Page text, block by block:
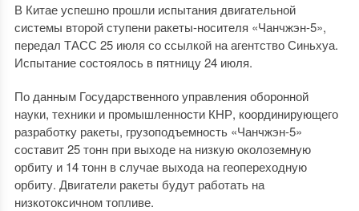
В Китае успешно прошли испытания двигательной
системы второй ступени ракеты-носителя «Чанчжэн-5»,
передал ТАСС 25 июля со ссылкой на агентство Синьхуа.
Испытание состоялось в пятницу 24 июля.
По данным Государственного управления оборонной
науки, техники и промышленности КНР, координирующего
разработку ракеты, грузоподъемность «Чанчжэн-5»
составит 25 тонн при выходе на низкую околоземную
орбиту и 14 тонн в случае выхода на геопереходную
орбиту. Двигатели ракеты будут работать на
низкотоксичном топливе.